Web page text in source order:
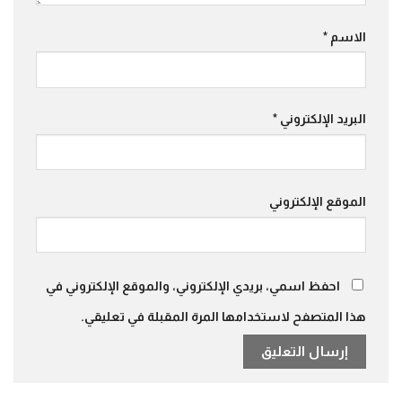
الاسم *
البريد الإلكتروني *
الموقع الإلكتروني
احفظ اسمي، بريدي الإلكتروني، والموقع الإلكتروني في
هذا المتصفح لاستخدامها المرة المقبلة في تعليقي.